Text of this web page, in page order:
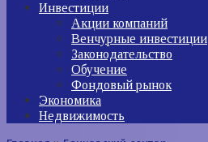
Инвестиции
Акции компаний
Венчурные инвестиции
Законодательство
Обучение
Фондовый рынок
Экономика
Недвижимость